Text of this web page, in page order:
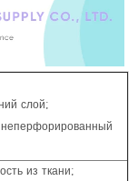
слой;
из ткани;